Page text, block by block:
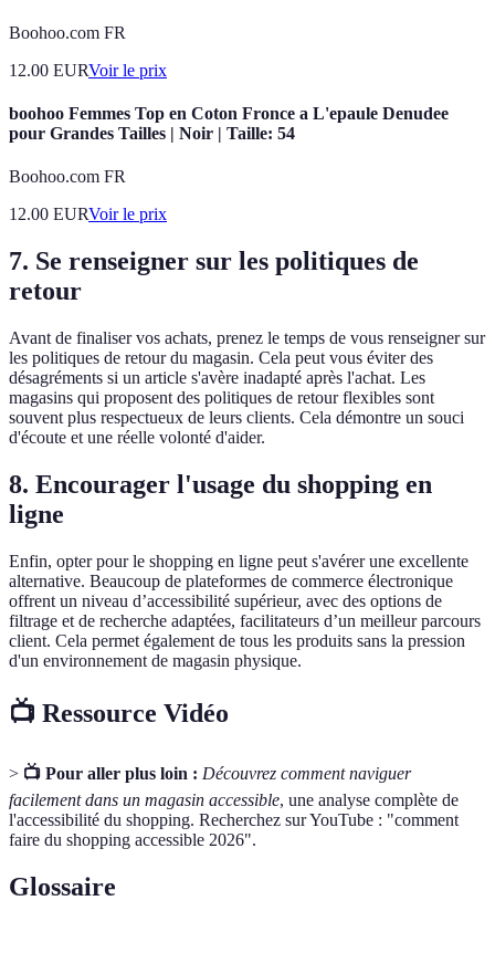
Boohoo.com FR
12.00 EURVoir le prix
boohoo Femmes Top en Coton Fronce a L'epaule Denudee
pour Grandes Tailles | Noir | Taille: 54
Boohoo.com FR
12.00 EURVoir le prix
7. Se renseigner sur les politiques de
retour
Avant de finaliser vos achats, prenez le temps de vous renseigner sur
les politiques de retour du magasin. Cela peut vous éviter des
désagréments si un article s'avère inadapté après l'achat. Les
magasins qui proposent des politiques de retour flexibles sont
souvent plus respectueux de leurs clients. Cela démontre un souci
d'écoute et une réelle volonté d'aider.
8. Encourager l'usage du shopping en
ligne
Enfin, opter pour le shopping en ligne peut s'avérer une excellente
alternative. Beaucoup de plateformes de commerce électronique
offrent un niveau d’accessibilité supérieur, avec des options de
filtrage et de recherche adaptées, facilitateurs d’un meilleur parcours
client. Cela permet également de tous les produits sans la pression
d'un environnement de magasin physique.
📺 Ressource Vidéo
> 📺 Pour aller plus loin : Découvrez comment naviguer
facilement dans un magasin accessible, une analyse complète de
l'accessibilité du shopping. Recherchez sur YouTube : "comment
faire du shopping accessible 2026".
Glossaire